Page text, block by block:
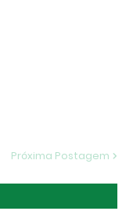
Próxima Postagem